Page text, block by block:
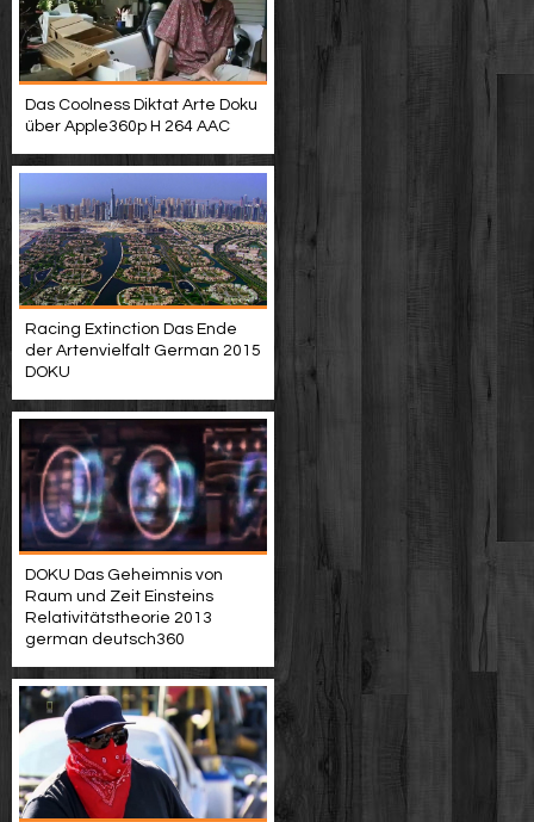
Das Coolness Diktat Arte Doku
über Apple360p H 264 AAC
Racing Extinction Das Ende
der Artenvielfalt German 2015
DOKU
DOKU Das Geheimnis von
Raum und Zeit Einsteins
Relativitätstheorie 2013
german deutsch360